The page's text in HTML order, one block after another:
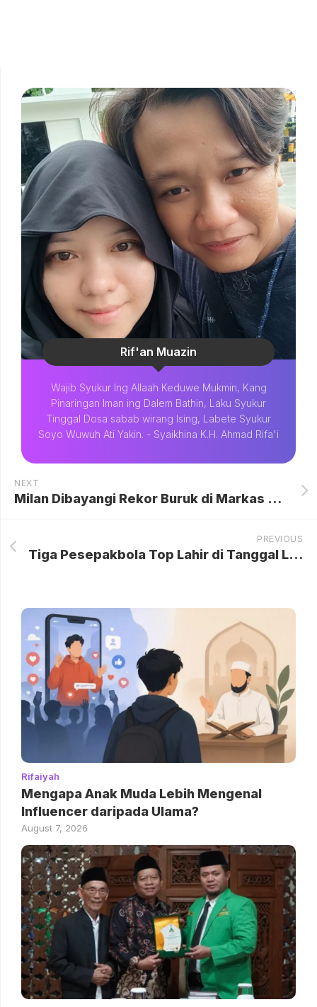
Rif'an Muazin
Wajib Syukur Ing Allaah Keduwe Mukmin, Kang
Pinaringan Iman ing Dalem Bathin, Laku Syukur
Tinggal Dosa sabab wirang Ising, Labete Syukur
Soyo Wuwuh Ati Yakin. - Syaikhina K.H. Ahmad Rifa'i
NEXT
Milan Dibayangi Rekor Buruk di Markas Cremonese: Misi Bangkit Terganjal Sejarah Kelam di Stadio Giovanni Zini
PREVIOUS
Tiga Pesepakbola Top Lahir di Tanggal Langka, Belum Ulang Tahun Lagi Sejak 2024
Rifaiyah
Mengapa Anak Muda Lebih Mengenal
Influencer daripada Ulama?
August 7, 2026